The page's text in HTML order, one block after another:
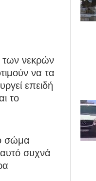
των νεκρών
να τα
επειδή
το
σώμα
συχνά